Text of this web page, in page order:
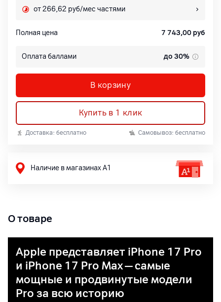
от 266,62 руб/мес частями
Полная цена 7 743,00 руб
Оплата баллами до 30%
В корзину
Купить в 1 клик
Доставка: бесплатно Самовывоз: бесплатно
Наличие в магазинах А1
О товаре
Apple представляет iPhone 17 Pro
и iPhone 17 Pro Max — самые
мощные и продвинутые модели
Pro за всю историю